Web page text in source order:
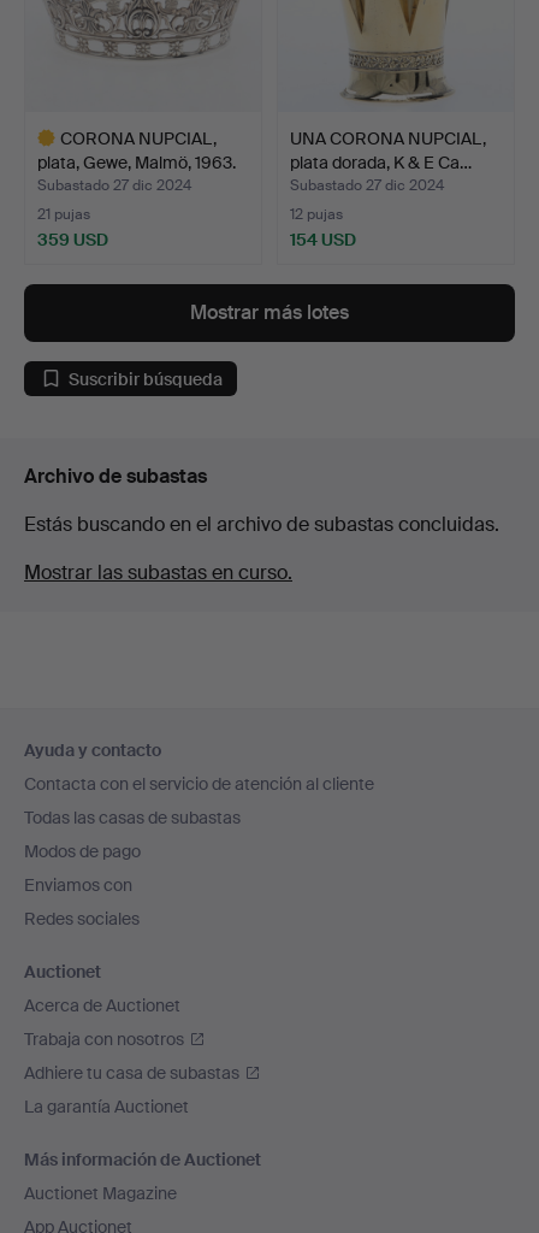
CORONA NUPCIAL,
plata, Gewe, Malmö, 1963.
Subastado 27 dic 2024
21 pujas
359 USD
seleccionado
UNA CORONA NUPCIAL,
plata dorada, K & E Ca…
Subastado 27 dic 2024
12 pujas
154 USD
Mostrar más lotes
Suscribir búsqueda
Archivo de subastas
Estás buscando en el archivo de subastas concluidas.
Mostrar las subastas en curso.
en
el
pie
de
página
Ayuda y contacto
Contacta con el servicio de atención al cliente
Todas las casas de subastas
Modos de pago
Enviamos con
Redes sociales
Auctionet
Acerca de Auctionet
Trabaja con nosotros
Adhiere tu casa de subastas
La garantía Auctionet
Más información de Auctionet
Auctionet Magazine
App Auctionet